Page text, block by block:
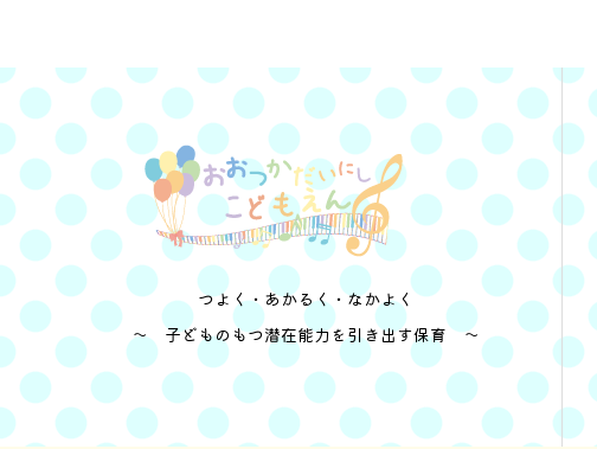
つよく・あかるく・なかよく
～ 子どものもつ潜在能力を引き出す保育 ～